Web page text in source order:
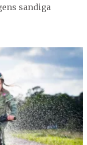
sandi­ga